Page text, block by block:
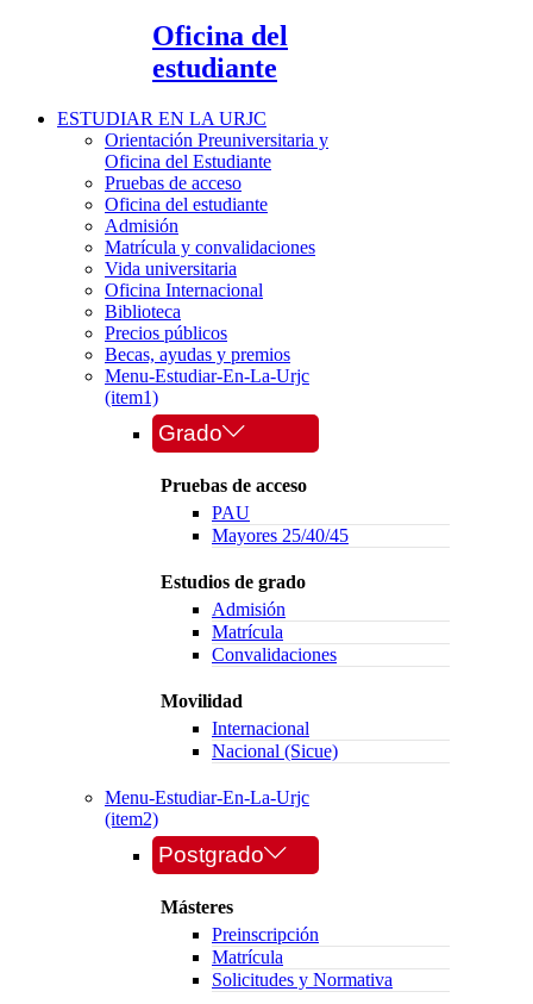
Oficina del
estudiante
ESTUDIAR EN LA URJC
Orientación Preuniversitaria y
Oficina del Estudiante
Pruebas de acceso
Oficina del estudiante
Admisión
Matrícula y convalidaciones
Vida universitaria
Oficina Internacional
Biblioteca
Precios públicos
Becas, ayudas y premios
Menu-Estudiar-En-La-Urjc
(item1)
Grado
Pruebas de acceso
PAU
Mayores 25/40/45
Estudios de grado
Admisión
Matrícula
Convalidaciones
Movilidad
Internacional
Nacional (Sicue)
Menu-Estudiar-En-La-Urjc
(item2)
Postgrado
Másteres
Preinscripción
Matrícula
Solicitudes y Normativa